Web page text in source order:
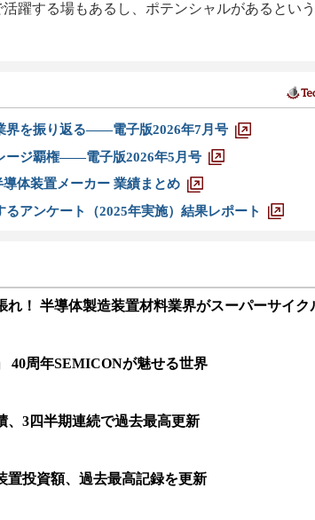
躍する場もあるし、ポテンシャルがあるとい
界を振り返る――電子版2026年7月号
ージ覇権――電子版2026年5月号
体装置メーカー 業績まとめ
アンケート（2025年実施）結果レポート
れ！ 半導体製造装置材料業界がスーパーサイク
40周年SEMICONが魅せる世界
、3四半期連続で過去最高更新
置投資額、過去最高記録を更新